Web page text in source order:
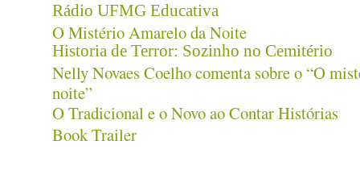
Rádio UFMG Educativa
O Mistério Amarelo da Noite
Historia de Terror: Sozinho no Cemitério
Nelly Novaes Coelho comenta sobre o “O
noite”
O Tradicional e o Novo ao Contar Histórias
Book Trailer